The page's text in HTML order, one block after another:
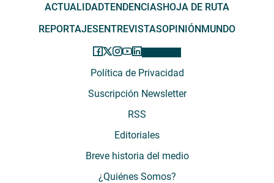
ACTUALIDADTENDENCIASHOJA DE RUTA
REPORTAJESENTREVISTASOPINIÓNMUNDO
Política de Privacidad
Suscripción Newsletter
RSS
Editoriales
Breve historia del medio
¿Quiénes Somos?